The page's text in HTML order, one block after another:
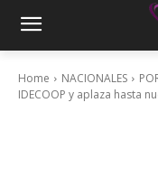
Home NACIONALES
IDECOOP y aplaza hasta